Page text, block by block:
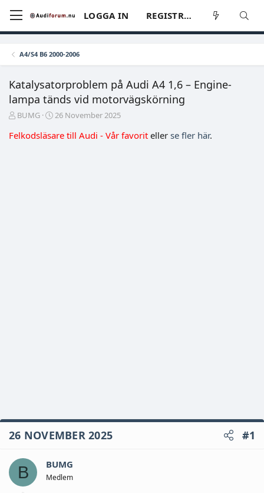
LOGGA IN REGISTRERA
A4/S4 B6 2000-2006
Katalysatorproblem på Audi A4 1,6 – Engine-
lampa tänds vid motorvägskörning
T
å
BUMG
S
a
26 November 2025
Felkodsläsare till Audi - Vår favorit eller se fler här.
26 NOVEMBER 2025 #1
B BUMG
Medlem